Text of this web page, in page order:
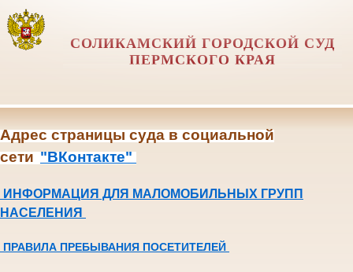
СОЛИКАМСКИЙ ГОРОДСКОЙ СУД
ПЕРМСКОГО КРАЯ
Адрес страницы суда в социальной
сети "ВКонтакте"
ИНФОРМАЦИЯ ДЛЯ МАЛОМОБИЛЬНЫХ ГРУПП
НАСЕЛЕНИЯ
ПРАВИЛА ПРЕБЫВАНИЯ ПОСЕТИТЕЛЕЙ